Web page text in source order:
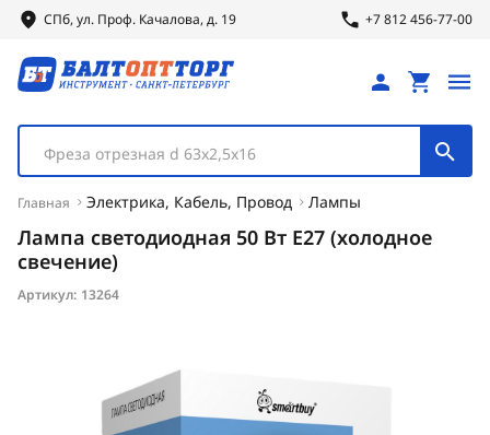
СПб, ул. Проф. Качалова, д. 19 +7 812 456-77-00
Фреза отрезная d 63х2,5х16
Главная Электрика, Кабель, Провод Лампы
Лампа светодиодная 50 Вт E27 (холодное
свечение)
Артикул: 13264